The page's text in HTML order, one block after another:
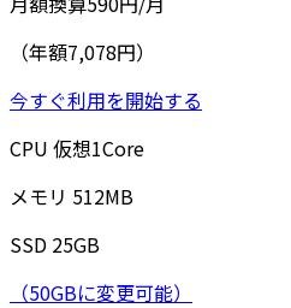
（年額7,078円）
今すぐ利用を開始する
CPU 仮想1Core
メモリ 512MB
SSD 25GB
（50GBに変更可能）